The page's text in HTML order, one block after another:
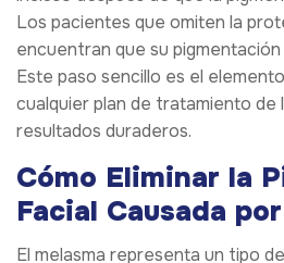
Los pacientes que omiten la
encuentran que su
Este paso sencillo es el
cualquier plan de tratamiento de
resultados duraderos.
Cómo Eliminar la
Facial Causada
El melasma representa un tipo